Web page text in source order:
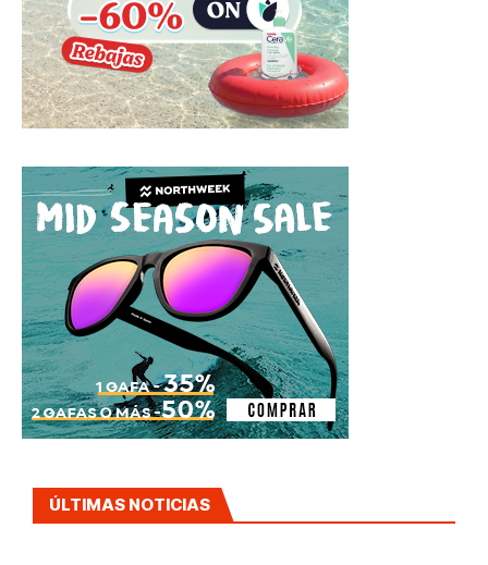
ÚLTIMAS NOTICIAS